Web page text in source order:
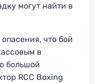
могут найти в
что бой
в
большой
RCC Boxing